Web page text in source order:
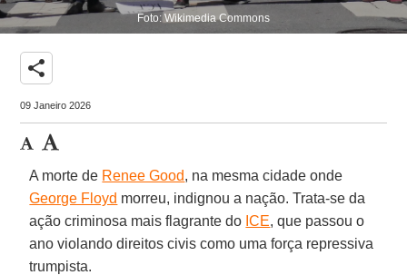
Foto: Wikimedia Commons
share
09 Janeiro 2026
A morte de Renee Good, na mesma cidade onde
George Floyd morreu, indignou a nação. Trata-se da
ação criminosa mais flagrante do ICE, que passou o
ano violando direitos civis como uma força repressiva
trumpista.